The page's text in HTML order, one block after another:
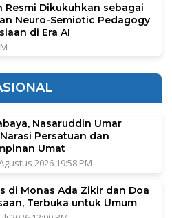
Resmi Dikukuhkan sebagai
Neuro-Semiotic Pedagogy
di Era AI
Nasaruddin Umar
Persatuan dan
Umat
2026 19:58 PM
di Monas Ada Zikir dan Doa
Terbuka untuk Umum